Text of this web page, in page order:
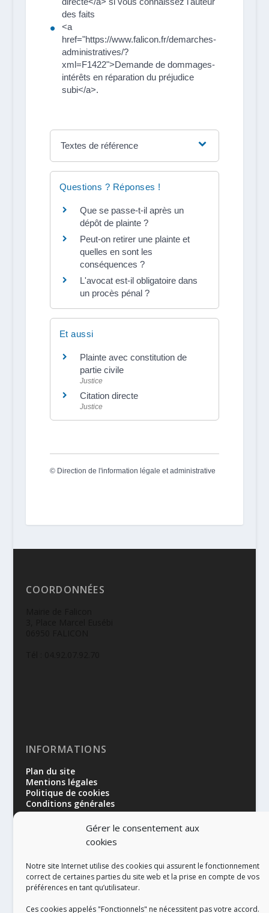
Gérer le consentement aux
cookies
Notre site Internet utilise des cookies qui assurent le fonctionnement
correct de certaines parties du site web et la prise en compte de vos
préférences en tant qu’utilisateur.
Ces cookies appelés "Fonctionnels" ne nécessitent pas votre accord.
des faits
<a
href="https://www.falicon.fr/demarches-
administratives/?
xml=F1422">Demande de dommages-
intérêts en réparation du préjudice
subi</a>.
Textes de référence
Questions ? Réponses !
Que se passe-t-il après un
dépôt de plainte ?
Peut-on retirer une plainte et
quelles en sont les
conséquences ?
L'avocat est-il obligatoire dans
un procès pénal ?
Et aussi
Plainte avec constitution de
partie civile
Justice
Citation directe
Justice
© Direction de l'information légale et administrative
COORDONNÉES
INFORMATIONS
Plan du site
Mentions légales
Politique de cookies
Conditions générales